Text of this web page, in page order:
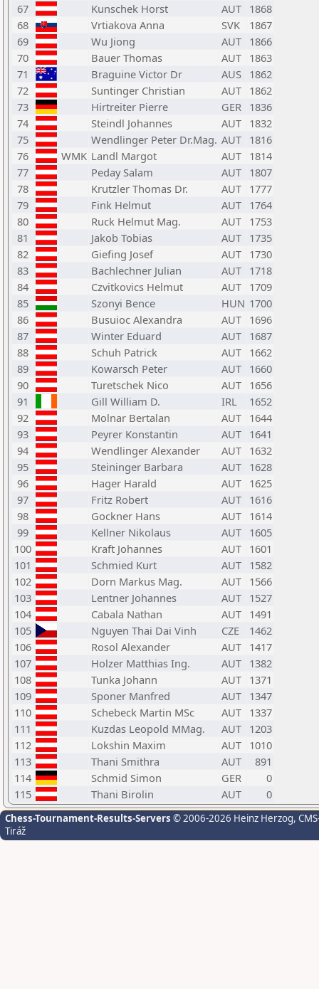
67
Kunschek Horst AUT 1868
68
Vrtiakova Anna SVK
1867
69
Wu Jiong AUT 1866
70
Bauer Thomas AUT 1863
71
Braguine Victor Dr AUS 1862
72
Suntinger Christian AUT 1862
73
Hirtreiter Pierre GER 1836
74
Steindl Johannes AUT 1832
75
Wendlinger Peter Dr.Mag. AUT 1816
76
WMK Landl Margot AUT 1814
77
Peday Salam AUT 1807
78
Krutzler Thomas Dr. AUT 1777
79
Fink Helmut AUT 1764
80
Ruck Helmut Mag. AUT 1753
81
Jakob Tobias AUT 1735
82
Giefing Josef AUT 1730
83
Bachlechner Julian AUT 1718
84
Czvitkovics Helmut AUT 1709
85
Szonyi Bence HUN 1700
86
Busuioc Alexandra AUT 1696
87
Winter Eduard AUT 1687
88
Schuh Patrick AUT 1662
89
Kowarsch Peter AUT 1660
90
Turetschek Nico AUT 1656
91
Gill William D. IRL
1652
92
Molnar Bertalan AUT 1644
93
Peyrer Konstantin AUT 1641
94
Wendlinger Alexander AUT 1632
95
Steininger Barbara AUT 1628
96
Hager Harald AUT 1625
97
Fritz Robert AUT 1616
98
Gockner Hans AUT 1614
99
Kellner Nikolaus AUT 1605
100
Kraft Johannes AUT 1601
101
Schmied Kurt AUT 1582
102
Dorn Markus Mag. AUT 1566
103
Lentner Johannes AUT 1527
104
Cabala Nathan AUT 1491
105
Nguyen Thai Dai Vinh CZE
1462
106
Rosol Alexander AUT 1417
107
Holzer Matthias Ing. AUT 1382
108
Tunka Johann AUT 1371
109
Sponer Manfred AUT 1347
110
Schebeck Martin MSc AUT 1337
111
Kuzdas Leopold MMag. AUT 1203
112
Lokshin Maxim AUT 1010
113
Thani Smithra AUT
891
114
Schmid Simon GER
0
115
Thani Birolin AUT 0
Chess-Tournament-Results-Servers © 2006-2026 Heinz Herzog,
Tiráž